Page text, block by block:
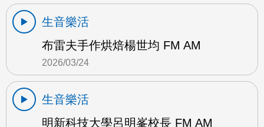
生音樂活
布雷夫手作烘焙楊世均 FM AM
2026/03/24
生音樂活
明新科技大學呂明峯校長 FM AM